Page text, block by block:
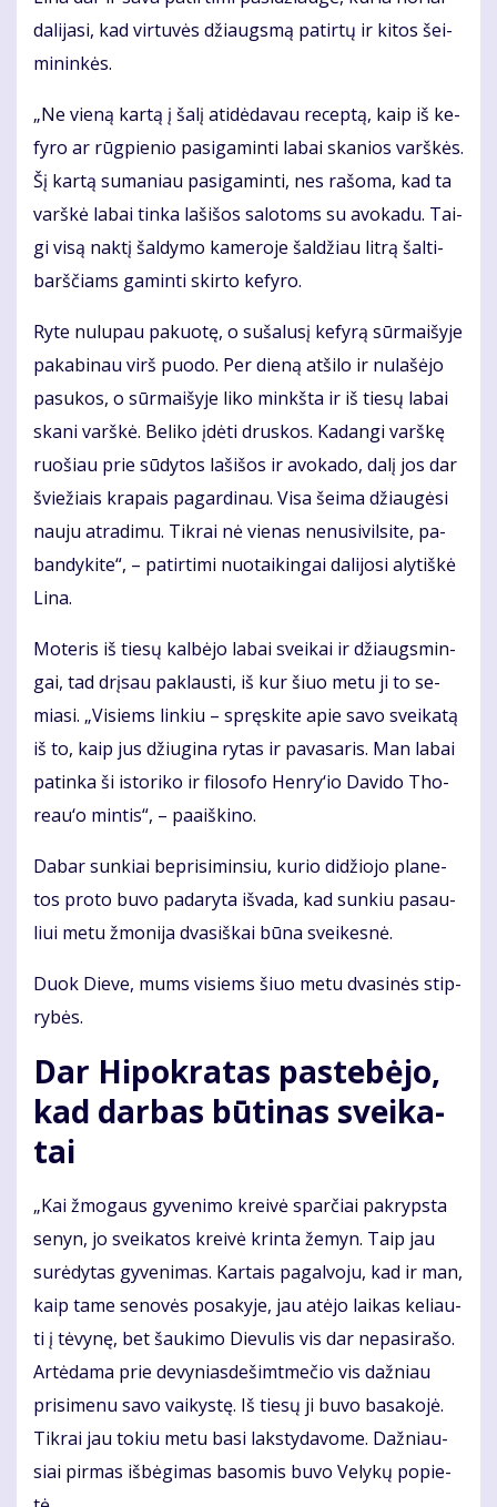
da­li­ja­si, kad vir­tu­vės džiaugs­mą pa­tir­tų ir ki­tos šei­
mi­nin­kės.
„Ne vie­ną kar­tą į ša­lį ati­dė­da­vau re­cep­tą, kaip iš ke­
fy­ro ar rūg­pie­nio pa­si­ga­min­ti la­bai ska­nios varš­kės.
Šį kar­tą su­ma­niau pa­si­ga­min­ti, nes ra­šo­ma, kad ta
varš­kė la­bai tin­ka la­ši­šos sa­lo­toms su avo­ka­du. Tai­
gi vi­są nak­tį šal­dy­mo ka­me­ro­je šal­džiau lit­rą šal­ti­
barš­čiams ga­min­ti skir­to ke­fy­ro.
Ry­te nu­lu­pau pa­kuo­tę, o su­ša­lu­sį ke­fy­rą sūr­mai­šy­je
pa­ka­bi­nau virš puo­do. Per die­ną at­ši­lo ir nu­la­šė­jo
pa­su­kos, o sūr­mai­šy­je li­ko minkš­ta ir iš tie­sų la­bai
ska­ni varš­kė. Be­li­ko įdė­ti drus­kos. Ka­dan­gi varš­kę
ruo­šiau prie sū­dy­tos la­ši­šos ir avo­ka­do, da­lį jos dar
švie­žiais kra­pais pa­gar­di­nau. Vi­sa šei­ma džiau­gė­si
nau­ju at­ra­di­mu. Tik­rai nė vie­nas ne­nu­si­vil­si­te, pa­
ban­dy­ki­te“, – pa­tir­ti­mi nuo­tai­kin­gai da­li­jo­si aly­tiš­kė
Li­na.
Mo­te­ris iš tie­sų kal­bė­jo la­bai svei­kai ir džiaugs­min­
gai, tad drį­sau pa­klaus­ti, iš kur šiuo me­tu ji to se­
mia­si. „Vi­siems lin­kiu – spręs­ki­te apie sa­vo svei­ka­tą
iš to, kaip jus džiu­gi­na ry­tas ir pa­va­sa­ris. Man la­bai
pa­tin­ka ši is­to­ri­ko ir fi­lo­so­fo Hen­ry‘io Da­vi­do Tho­
re­au‘o min­tis“, – pa­aiš­ki­no.
Da­bar sun­kiai be­pri­si­min­siu, ku­rio di­džio­jo pla­ne­
tos pro­to bu­vo pa­da­ry­ta iš­va­da, kad sun­kiu pa­sau­
liui me­tu žmo­ni­ja dva­siš­kai bū­na svei­kes­nė.
Duok Die­ve, mums vi­siems šiuo me­tu dva­si­nės stip­
ry­bės.
Dar Hi­pok­ra­tas pa­ste­bė­jo,
kad dar­bas bū­ti­nas svei­ka­
tai
„Kai žmo­gaus gy­ve­ni­mo krei­vė spar­čiai pa­kryps­ta
se­nyn, jo svei­ka­tos krei­vė krin­ta že­myn. Taip jau
su­rė­dy­tas gy­ve­ni­mas. Kar­tais pa­gal­vo­ju, kad ir man,
kaip ta­me se­no­vės po­sa­ky­je, jau at­ėjo lai­kas ke­liau­
ti į tė­vy­nę, bet šau­ki­mo Die­vu­lis vis dar ne­pa­si­ra­šo.
Ar­tė­da­ma prie de­vy­nias­de­šimt­me­čio vis daž­niau
pri­si­me­nu sa­vo vai­kys­tę. Iš tie­sų ji bu­vo ba­sa­ko­jė.
Tik­rai jau to­kiu me­tu ba­si laks­ty­da­vo­me. Daž­niau­
siai pir­mas iš­bė­gi­mas ba­so­mis bu­vo Ve­ly­kų po­pie­